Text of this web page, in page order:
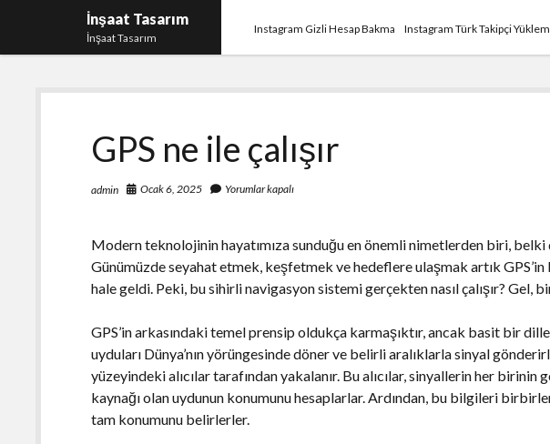
İnşaat Tasarım
İnşaat Tasarım
Instagram Gizli Hesap Bakma Instagram Türk Takipçi
GPS ne ile çalışır
admin Ocak 6, 2025 Yorumlar kapalı
Modern teknolojinin hayatımıza sunduğu en önemli nimetlerden biri, belki
Günümüzde seyahat etmek, keşfetmek ve hedeflere ulaşmak artık GPS’in
hale geldi. Peki, bu sihirli navigasyon sistemi gerçekten nasıl çalışır? Gel,
GPS’in arkasındaki temel prensip oldukça karmaşıktır, ancak basit bir
uyduları Dünya’nın yörüngesinde döner ve belirli aralıklarla sinyal
yüzeyindeki alıcılar tarafından yakalanır. Bu alıcılar, sinyallerin her birinin
kaynağı olan uydunun konumunu hesaplarlar. Ardından, bu bilgileri
tam konumunu belirlerler.